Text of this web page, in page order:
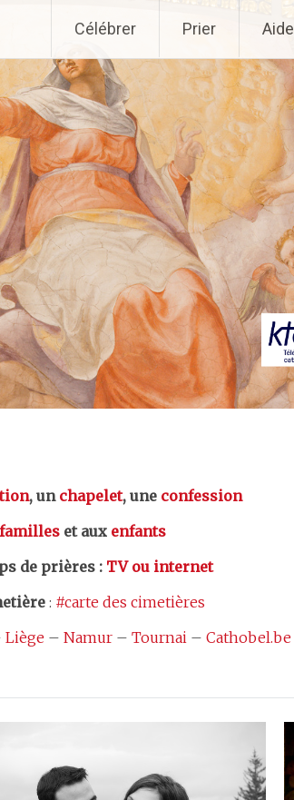
au
principal
Célébrer Prier Aide
, un chapelet, une confession
familles et aux enfants
de prières : TV ou internet
: #carte des cimetières
Liège – Namur – Tournai – Cathobel.be